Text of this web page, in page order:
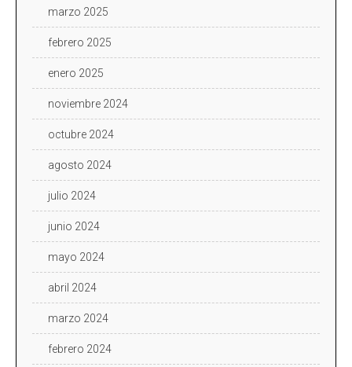
marzo 2025
febrero 2025
enero 2025
noviembre 2024
octubre 2024
agosto 2024
julio 2024
junio 2024
mayo 2024
abril 2024
marzo 2024
febrero 2024